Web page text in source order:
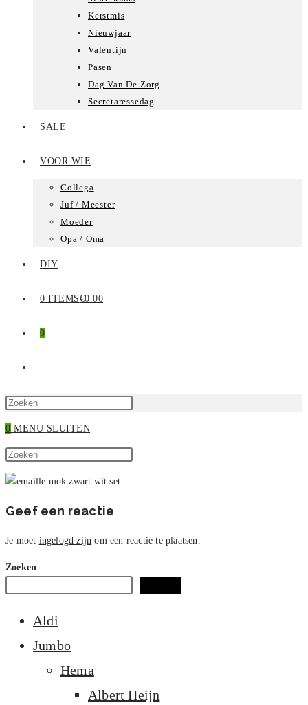
Kerstmis
Nieuwjaar
Valentijn
Pasen
Dag Van De Zorg
Secretaressedag
SALE
VOOR WIE
Collega
Juf / Meester
Moeder
Opa / Oma
DIY
0 ITEMS€0.00
0
ZOEKEN
0 MENU SLUITEN
Zoek
op
site
zoekpaneel
sluiten.
Geef een reactie
Je moet ingelogd zijn om een reactie te plaatsen.
Zoeken
Aldi
Jumbo
Hema
Albert Heijn